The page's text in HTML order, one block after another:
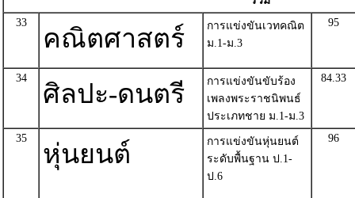
33
คณิตศาสตร์
การแข่งขันเวทคณิต
ม.1-ม.3
95
34
ศิลปะ-ดนตรี
การแข่งขันขับร้อง
เพลงพระราชนิพนธ์
ประเภทชาย ม.1-ม.3
84.33
35
หุ่นยนต์
การแข่งขันหุ่นยนต์
ระดับพื้นฐาน ป.1-
ป.6
96